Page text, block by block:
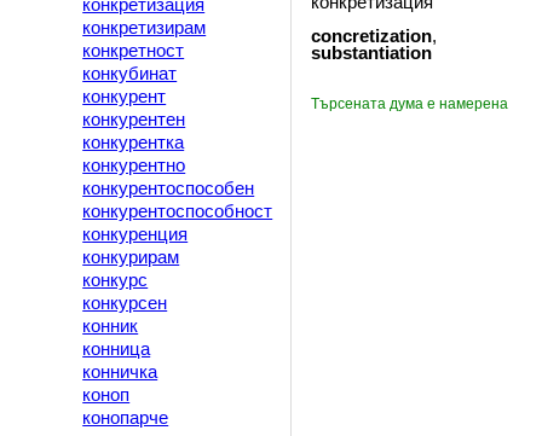
конкретизация
конкретизирам
конкретност
конкубинат
конкурент
конкурентен
конкурентка
конкурентно
конкурентоспособен
конкурентоспособност
конкуренция
конкурирам
конкурс
конкурсен
конник
конница
конничка
коноп
конопарче
concretization,
substantiation
Търсената дума е намерена